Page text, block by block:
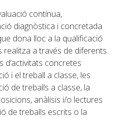
contínua,
diagnòstica i concretada
dona lloc a la qualificació
realitza a través de diferents
d’activitats concretes
i el treball a classe, les
de treballs a classe, la
anàlisis i/o lectures
de treballs escrits o la